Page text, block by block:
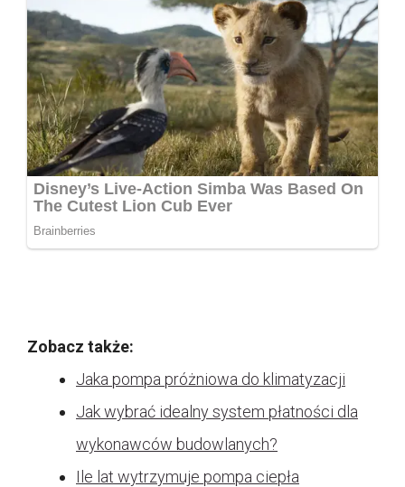
Zobacz także:
Jaka pompa próżniowa do klimatyzacji
Jak wybrać idealny system płatności dla
wykonawców budowlanych?
Ile lat wytrzymuje pompa ciepła